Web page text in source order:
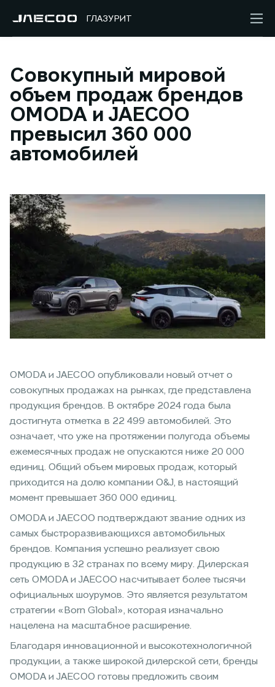
ГЛАЗУРИТ
Совокупный мировой
объем продаж брендов
OMODA и JAECOO
превысил 360 000
автомобилей
OMODA и JAECOO опубликовали новый отчет о
совокупных продажах на рынках, где представлена
продукция брендов. В октябре 2024 года была
достигнута отметка в 22 499 автомобилей. Это
означает, что уже на протяжении полугода объемы
ежемесячных продаж не опускаются ниже 20 000
единиц. Общий объем мировых продаж, который
приходится на долю компании O&J, в настоящий
момент превышает 360 000 единиц.
OMODA и JAECOO подтверждают звание одних из
самых быстроразвивающихся автомобильных
брендов. Компания успешно реализует свою
продукцию в 32 странах по всему миру. Дилерская
сеть OMODA и JAECOO насчитывает более тысячи
официальных шоурумов. Это является результатом
стратегии «Born Global», которая изначально
нацелена на масштабное расширение.
Благодаря инновационной и высокотехнологичной
продукции, а также широкой дилерской сети, бренды
OMODA и JAECOO готовы предложить своим